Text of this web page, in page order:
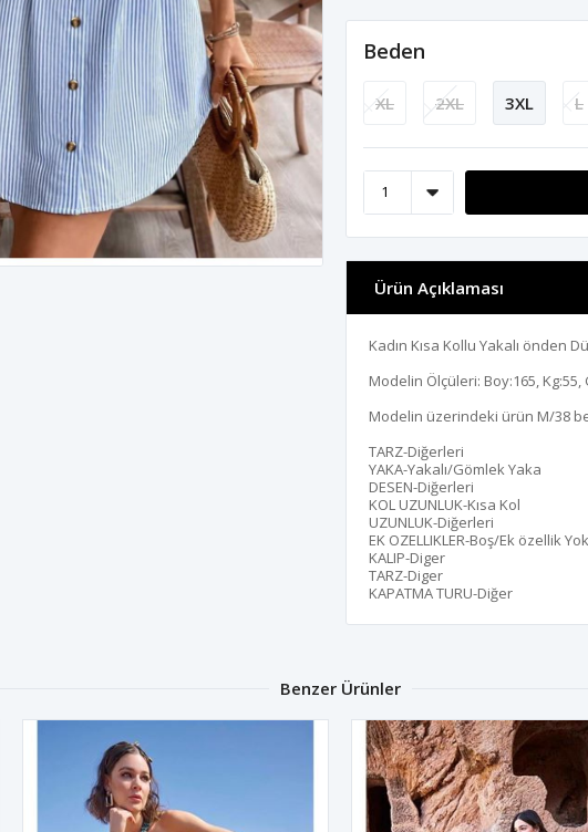
Beden
XL 2XL 3XL L
Ürün Açıklaması
Kadın Kısa Kollu Yakalı önden
Modelin Ölçüleri: Boy:165, Kg:55,
Modelin üzerindeki ürün M/38
TARZ-Diğerleri
YAKA-Yakalı/Gömlek Yaka
DESEN-Diğerleri
KOL UZUNLUK-Kısa Kol
UZUNLUK-Diğerleri
EK OZELLIKLER-Boş/Ek özellik Yok
KALIP-Diger
TARZ-Diger
KAPATMA TURU-Diğer
Benzer Ürünler